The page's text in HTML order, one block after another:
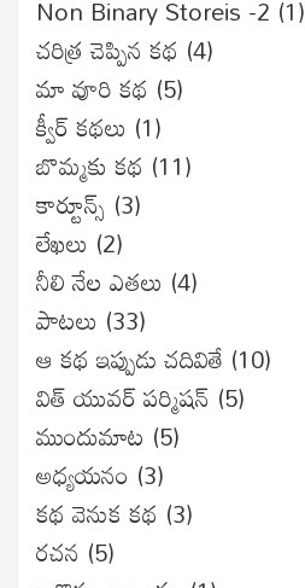
Non Binary Storeis -2 (1)
చరిత్ర చెప్పిన కథ (4)
మా వూరి కథ (5)
క్వీర్ కథలు (1)
బొమ్మకు కథ (11)
కార్టూన్స్ (3)
లేఖలు (2)
నీలి నేల ఎతలు (4)
పాటలు (33)
ఆ కథ ఇప్పుడు చదివితే (10)
విత్ యువర్ పర్మిషన్ (5)
ముందుమాట (5)
అధ్యయనం (3)
కథ వెనుక కథ (3)
రచన (5)